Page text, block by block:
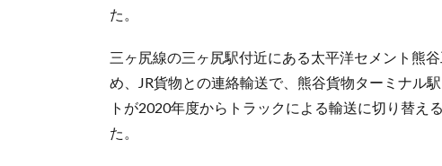
た。
三ヶ尻線の三ヶ尻駅付近にある太平洋セメント熊
め、JR貨物との連絡輸送で、熊谷貨物ターミナル
トが2020年度からトラックによる輸送に切り替え
た。